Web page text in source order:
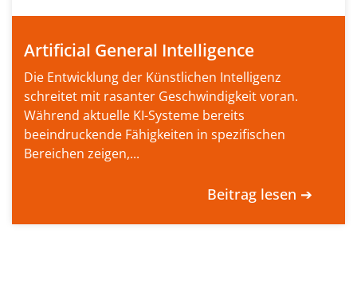
Artificial General Intelligence
Die Entwicklung der Künstlichen Intelligenz
schreitet mit rasanter Geschwindigkeit voran.
Während aktuelle KI-Systeme bereits
beeindruckende Fähigkeiten in spezifischen
Bereichen zeigen,...
Beitrag lesen ➔